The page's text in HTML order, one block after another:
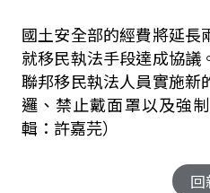
國土安全部的經費將延長
就移民執法手段達成協議
聯邦移民執法人員實施新
邏、禁止戴面罩以及強
輯：許嘉芫）